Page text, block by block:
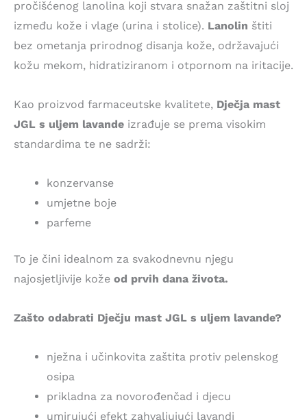
pročišćenog lanolina koji stvara snažan zaštitni sloj
između kože i vlage (urina i stolice). Lanolin štiti
bez ometanja prirodnog disanja kože, održavajući
kožu mekom, hidratiziranom i otpornom na iritacije.
Kao proizvod farmaceutske kvalitete, Dječja mast
JGL s uljem lavande izrađuje se prema visokim
standardima te ne sadrži:
konzervanse
umjetne boje
parfeme
To je čini idealnom za svakodnevnu njegu
najosjetljivije kože od prvih dana života.
Zašto odabrati Dječju mast JGL s uljem lavande?
nježna i učinkovita zaštita protiv pelenskog
osipa
prikladna za novorođenčad i djecu
umirujući efekt zahvaljujući lavandi